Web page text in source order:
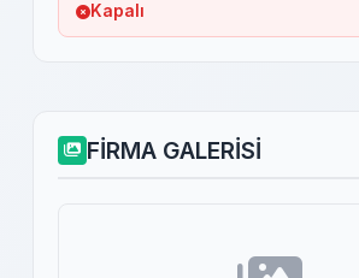
Kapalı
FİRMA GALERİSİ